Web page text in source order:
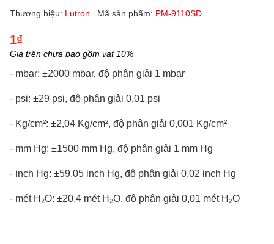
Thương hiệu: Lutron Mã sản phẩm: PM-9110SD
1₫
Giá trên chưa bao gồm vat 10%
- mbar: ±2000 mbar, độ phân giải 1 mbar
- psi: ±29 psi, độ phân giải 0,01 psi
- Kg/cm²: ±2,04 Kg/cm², độ phân giải 0,001 Kg/cm²
- mm Hg: ±1500 mm Hg, độ phân giải 1 mm Hg
- inch Hg: ±59,05 inch Hg, độ phân giải 0,02 inch Hg
- mét H₂O: ±20,4 mét H₂O, độ phân giải 0,01 mét H₂O